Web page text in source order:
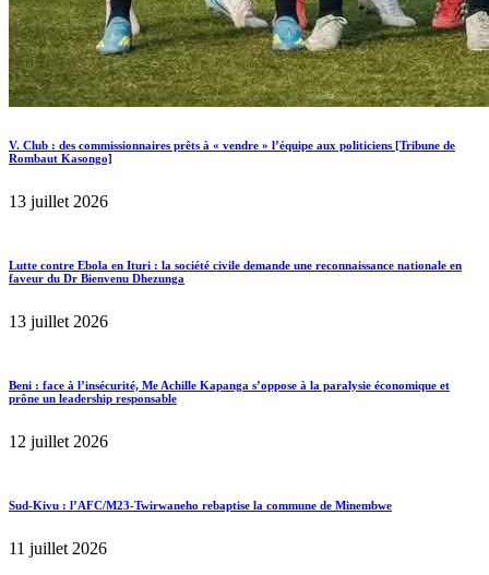
V. Club : des commissionnaires prêts à « vendre » l’équipe aux politiciens [Tribune de
Rombaut Kasongo]
13 juillet 2026
Lutte contre Ebola en Ituri : la société civile demande une reconnaissance nationale en
faveur du Dr Bienvenu Dhezunga
13 juillet 2026
Beni : face à l’insécurité, Me Achille Kapanga s’oppose à la paralysie économique et
prône un leadership responsable
12 juillet 2026
Sud-Kivu : l’AFC/M23-Twirwaneho rebaptise la commune de Minembwe
11 juillet 2026